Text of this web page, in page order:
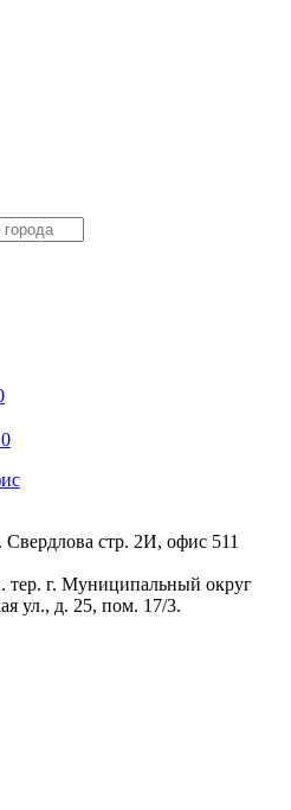
0
стр. 2И, офис 511
г. Муниципальный округ
ул., д. 25, пом. 17/3.